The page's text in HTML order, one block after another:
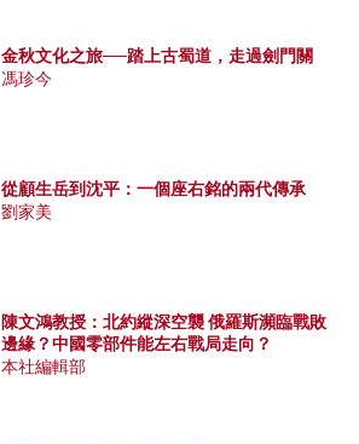
金秋文化之旅──踏上古蜀道，走過劍門關
馮珍今
從顧生岳到沈平：一個座右銘的兩代傳承
劉家美
陳文鴻教授：北約縱深空襲 俄羅斯瀕臨戰敗
邊緣？中國零部件能左右戰局走向？
本社編輯部